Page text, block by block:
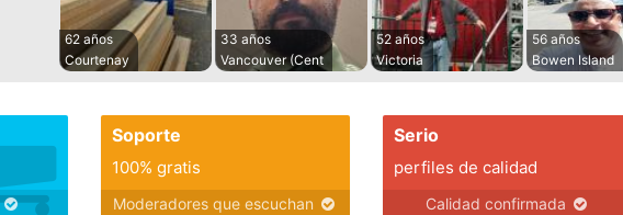
62 años
Courtenay
33 años
Vancouver (Cent
52 años
Victoria
56 años
Bowen Island
Soporte
100% gratis
Moderadores que escuchan
Serio
perfiles de calidad
Calidad confirmada